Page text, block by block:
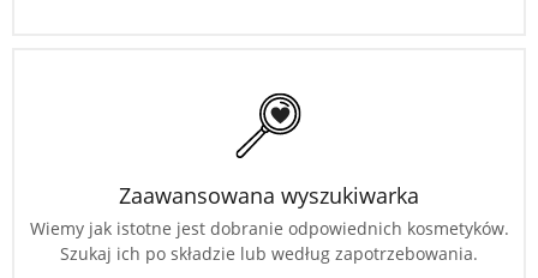
Zaawansowana wyszukiwarka
Wiemy jak istotne jest dobranie odpowiednich kosmetyków.
Szukaj ich po składzie lub według zapotrzebowania.